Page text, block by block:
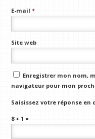
E-mail*
Site web
Enregistrer mon nom,
navigateur pour mon
Saisissez votre réponse en
8 + 1 =